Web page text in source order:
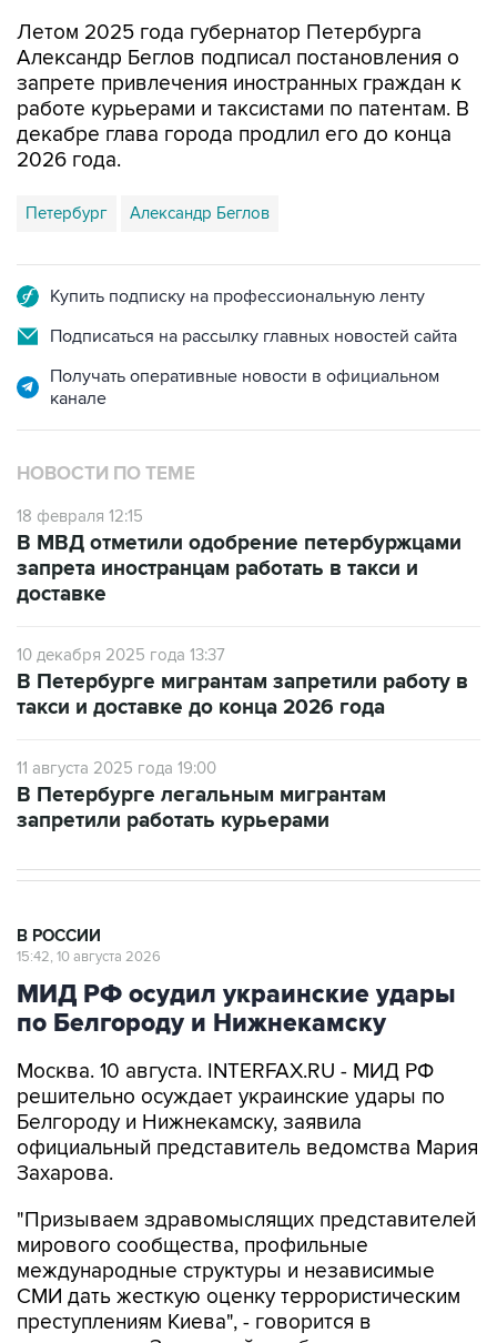
Летом 2025 года губернатор Петербурга
Александр Беглов подписал постановления о
запрете привлечения иностранных граждан к
работе курьерами и таксистами по патентам. В
декабре глава города продлил его до конца
2026 года.
Петербург Александр Беглов
Купить подписку на профессиональную ленту
Подписаться на рассылку главных новостей сайта
Получать оперативные новости в официальном
канале
НОВОСТИ ПО ТЕМЕ
18 февраля 12:15
В МВД отметили одобрение петербуржцами
запрета иностранцам работать в такси и
доставке
10 декабря 2025 года 13:37
В Петербурге мигрантам запретили работу в
такси и доставке до конца 2026 года
11 августа 2025 года 19:00
В Петербурге легальным мигрантам
запретили работать курьерами
В РОССИИ
15:42, 10 августа 2026
МИД РФ осудил украинские удары
по Белгороду и Нижнекамску
Москва. 10 августа. INTERFAX.RU - МИД РФ
решительно осуждает украинские удары по
Белгороду и Нижнекамску, заявила
официальный представитель ведомства Мария
Захарова.
"Призываем здравомыслящих представителей
мирового сообщества, профильные
международные структуры и независимые
СМИ дать жесткую оценку террористическим
преступлениям Киева", - говорится в